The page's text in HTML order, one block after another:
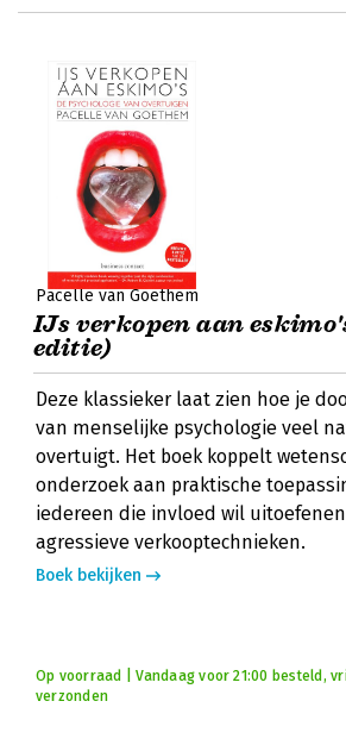
Pacelle van Goethem
IJs verkopen aan
editie)
Deze klassieker laat zien hoe je
van menselijke psychologie veel
overtuigt. Het boek koppelt
onderzoek aan praktische
iedereen die invloed wil
agressieve verkooptechnieken.
Boek bekijken
Op voorraad | Vandaag voor 21:00 besteld,
verzonden